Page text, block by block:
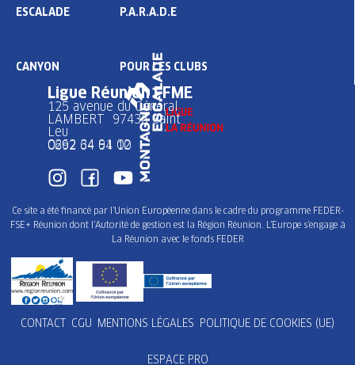
ESCALADE
CANYON
P.A.R.A.D.E
POUR LES CLUBS
Ligue Réunion FFME
125 avenue du Général
LAMBERT 97436 Saint
Leu
0262 34 91 02
0692 64 64 10
Ce site a été financé par l’Union Européenne dans le cadre du programme FEDER-
FSE+ Réunion dont l’Autorité de gestion est la Région Réunion. L’Europe s’engage à
La Réunion avec le fonds FEDER
CONTACT CGU MENTIONS LÉGALES POLITIQUE DE COOKIES (UE)
ESPACE PRO